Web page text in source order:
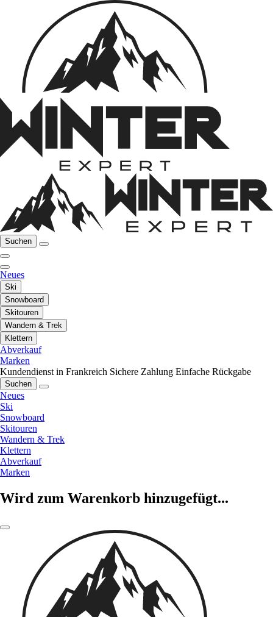
Suchen
Neues
Ski
Snowboard
Skitouren
Wandern & Trek
Klettern
Abverkauf
Marken
Kundendienst in Frankreich Sichere Zahlung Einfache Rückgabe
Suchen
Neues
Ski
Snowboard
Skitouren
Wandern & Trek
Klettern
Abverkauf
Marken
Wird zum Warenkorb hinzugefügt...